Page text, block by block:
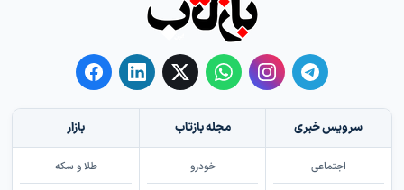
سرویس خبری
اجتماعی
مجله بازتاب
خودرو
بازار
طلا و سکه